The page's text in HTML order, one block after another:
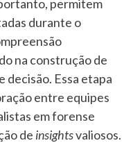
permitem
durante o
na construção de
decisão. Essa etapa
entre equipes
em forense
de insightsvaliosos.